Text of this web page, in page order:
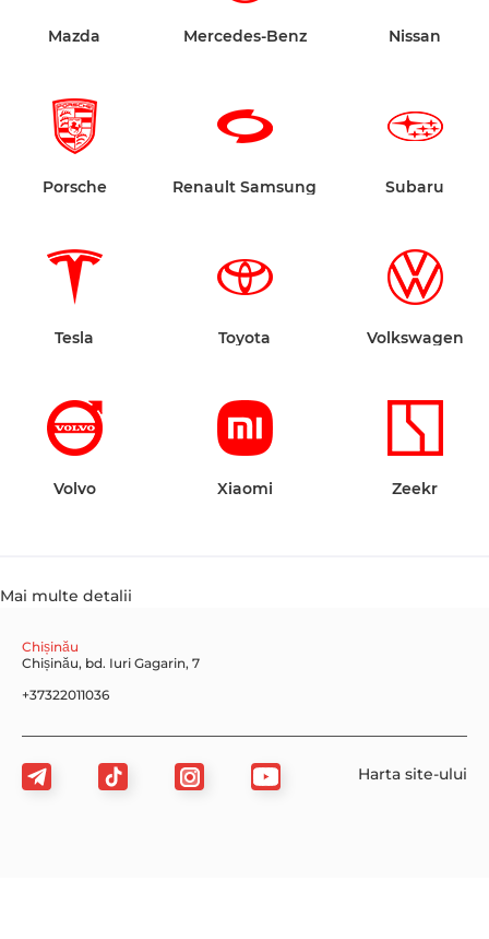
Mazda Mercedes-Benz Nissan
Porsche Renault Samsung Subaru
Tesla Toyota Volkswagen
Volvo Xiaomi Zeekr
Mai multe detalii
Chișinău
Chișinău, bd. Iuri Gagarin, 7
+37322011036
Harta site-ului